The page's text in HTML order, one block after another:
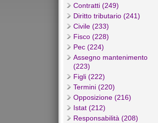
Contratti (249)
Diritto tributario (241)
Civile (233)
Fisco (228)
Pec (224)
Assegno mantenimento
(223)
Figli (222)
Termini (220)
Opposizione (216)
Istat (212)
Responsabilità (208)